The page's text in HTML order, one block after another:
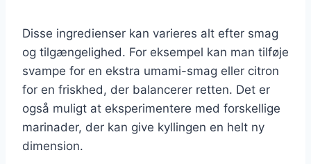
Disse ingredienser kan varieres alt efter smag
og tilgængelighed. For eksempel kan man tilføje
svampe for en ekstra umami-smag eller citron
for en friskhed, der balancerer retten. Det er
også muligt at eksperimentere med forskellige
marinader, der kan give kyllingen en helt ny
dimension.